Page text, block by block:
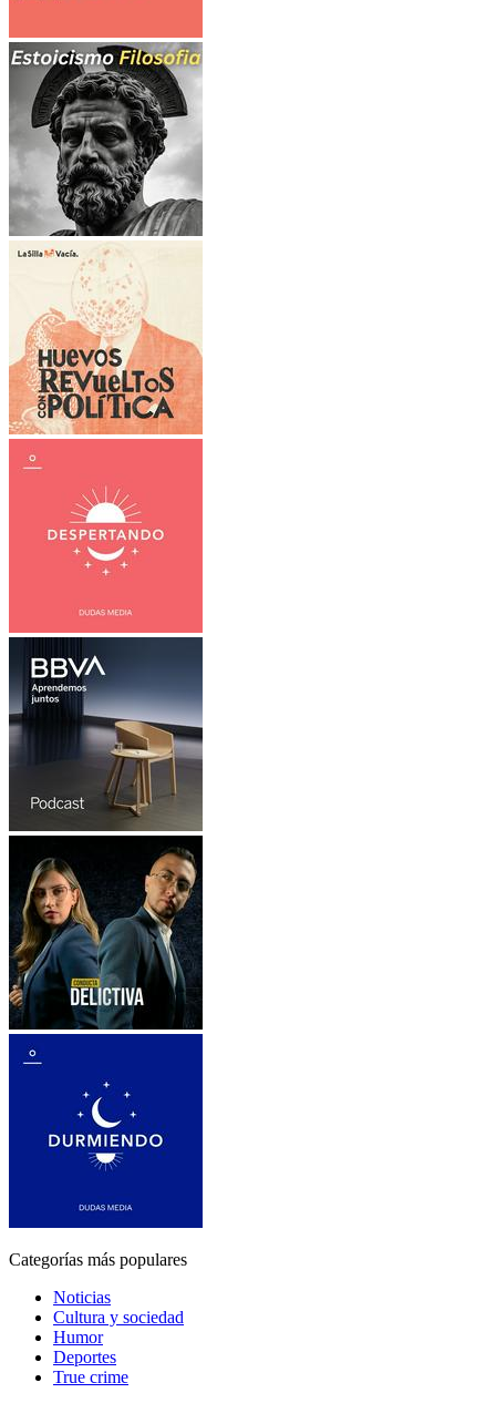
Categorías más populares
Noticias
Cultura y sociedad
Humor
Deportes
True crime